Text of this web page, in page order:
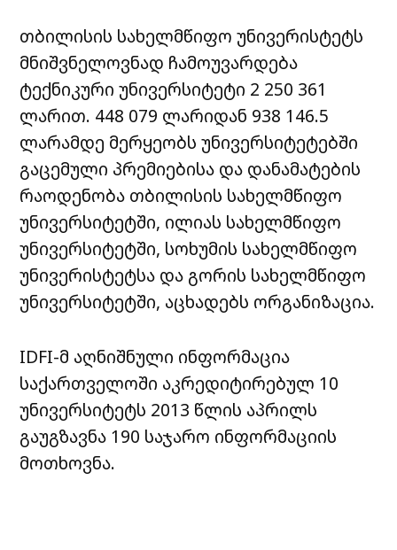
თბილისის სახელმწიფო უნივერისტეტს
მნიშვნელოვნად ჩამოუვარდება
ტექნიკური უნივერსიტეტი 2 250 361
ლარით. 448 079 ლარიდან 938 146.5
ლარამდე მერყეობს უნივერსიტეტებში
გაცემული პრემიებისა და დანამატების
რაოდენობა თბილისის სახელმწიფო
უნივერსიტეტში, ილიას სახელმწიფო
უნივერსიტეტში, სოხუმის სახელმწიფო
უნივერისტეტსა და გორის სახელმწიფო
უნივერსიტეტში, აცხადებს ორგანიზაცია.
IDFI-მ აღნიშნული ინფორმაცია
საქართველოში აკრედიტირებულ 10
უნივერსიტეტს 2013 წლის აპრილს
გაუგზავნა 190 საჯარო ინფორმაციის
მოთხოვნა.